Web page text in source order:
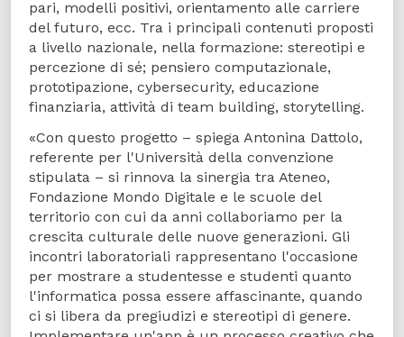
pari, modelli positivi, orientamento alle carriere
del futuro, ecc. Tra i principali contenuti proposti
a livello nazionale, nella formazione: stereotipi e
percezione di sé; pensiero computazionale,
prototipazione, cybersecurity, educazione
finanziaria, attività di team building, storytelling.
«Con questo progetto – spiega Antonina Dattolo,
referente per l'Università della convenzione
stipulata – si rinnova la sinergia tra Ateneo,
Fondazione Mondo Digitale e le scuole del
territorio con cui da anni collaboriamo per la
crescita culturale delle nuove generazioni. Gli
incontri laboratoriali rappresentano l'occasione
per mostrare a studentesse e studenti quanto
l'informatica possa essere affascinante, quando
ci si libera da pregiudizi e stereotipi di genere.